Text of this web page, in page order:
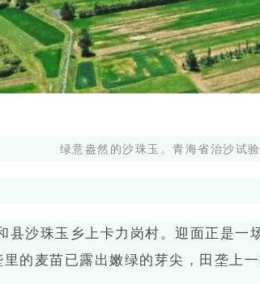
绿意盎然的沙珠玉。青海省治沙试
沙珠玉乡上卡力岗村。迎面正是一
的麦苗已露出嫩绿的芽尖，田垄上